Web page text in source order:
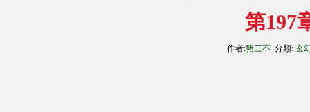
第197
作者:豬三不 分類: 玄